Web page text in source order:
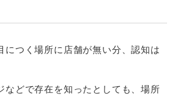
につく場所に店舗が無い分、認知は
などで存在を知ったとしても、場所